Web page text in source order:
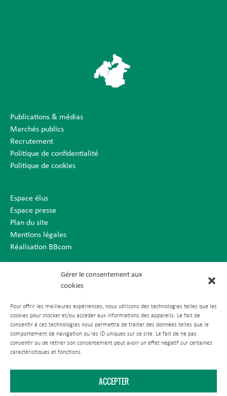
Gérer le consentement aux
cookies
Pour offrir les meilleures expériences, nous utilisons des technologies telles que les
cookies pour stocker et/ou accéder aux informations des appareils. Le fait de
consentir à ces technologies nous permettra de traiter des données telles que le
comportement de navigation ou les ID uniques sur ce site. Le fait de ne pas
consentir ou de retirer son consentement peut avoir un effet négatif sur certaines
caractéristiques et fonctions.
ACCEPTER
Publications & médias
Marchés publics
Recrutement
Politique de confidentialité
Politique de cookies
Espace élus
Espace presse
Plan du site
Mentions légales
Réalisation BBcom